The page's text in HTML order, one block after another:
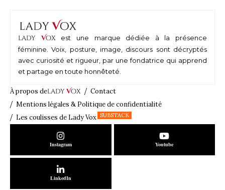
lady Vox est une marque dédiée à la présence
féminine. Voix, posture, image, discours sont décryptés
avec curiosité et rigueur, par une fondatrice qui apprend
et partage en toute honnêteté.
À propos delady Vox
Contact
Mentions légales & Politique de confidentialité
Les coulisses de Lady Vox SUBSTACK
Instagram Youtube
LinkedIn